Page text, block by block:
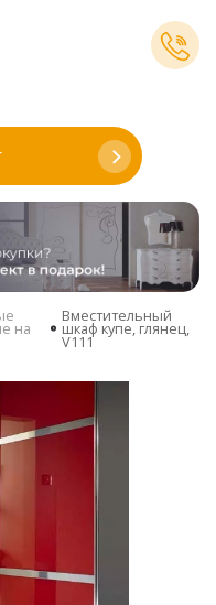
на
Вместительный
шкаф купе, глянец,
V111